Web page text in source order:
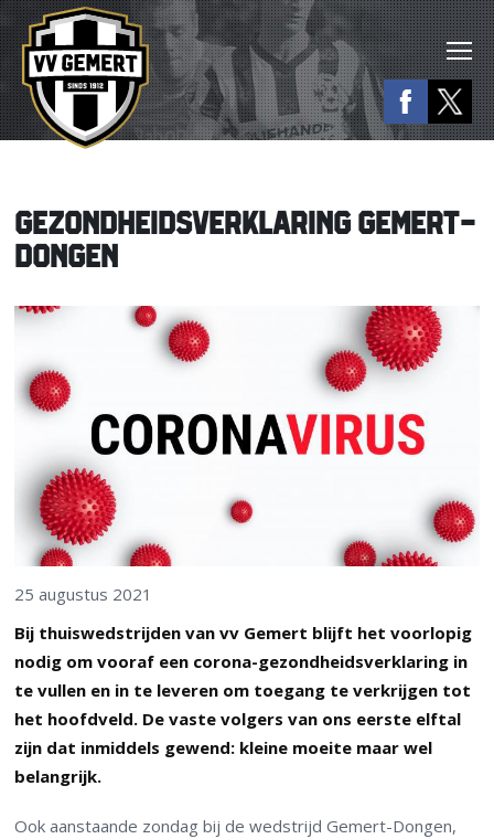
GEZONDHEIDSVERKLARING GEMERT-
DONGEN
25 augustus 2021
Bij thuiswedstrijden van vv Gemert blijft het voorlopig
nodig om vooraf een corona-gezondheidsverklaring in
te vullen en in te leveren om toegang te verkrijgen tot
het hoofdveld. De vaste volgers van ons eerste elftal
zijn dat inmiddels gewend: kleine moeite maar wel
belangrijk.
Ook aanstaande zondag bij de wedstrijd Gemert-Dongen,